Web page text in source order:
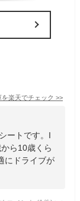
を楽天でチェック >>
ートです。I
ら10歳くら
にドライブが